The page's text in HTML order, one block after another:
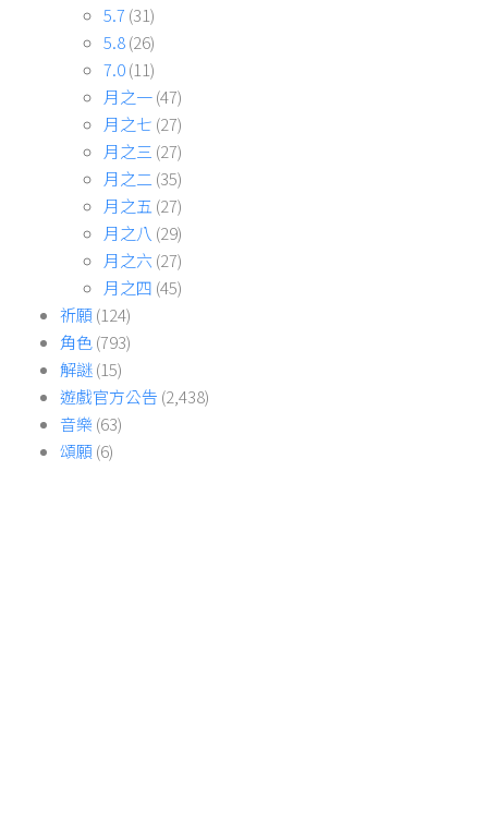
5.7 (31)
5.8(26)
7.0(11)
月之一(47)
月之七 (27)
月之三 (27)
月之二 (35)
月之五 (27)
月之八 (29)
月之六 (27)
月之四 (45)
祈願(124)
角色(793)
解謎(15)
遊戲官方公告 (2,438)
音樂 (63)
頌願(6)